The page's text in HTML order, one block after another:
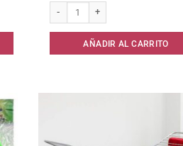
AÑADIR AL CARRITO